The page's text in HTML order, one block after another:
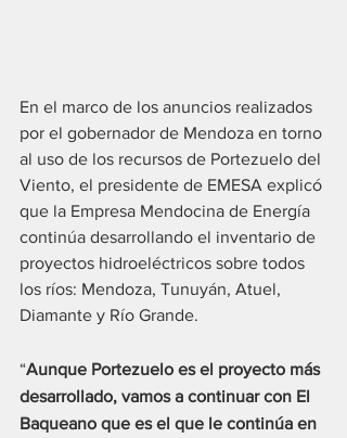
En el marco de los anuncios realizados
por el gobernador de Mendoza en torno
al uso de los recursos de Portezuelo del
Viento, el presidente de EMESA explicó
que la Empresa Mendocina de Energía
continúa desarrollando el inventario de
proyectos hidroeléctricos sobre todos
los ríos: Mendoza, Tunuyán, Atuel,
Diamante y Río Grande.
“Aunque Portezuelo es el proyecto más
desarrollado, vamos a continuar con El
Baqueano que es el que le continúa en